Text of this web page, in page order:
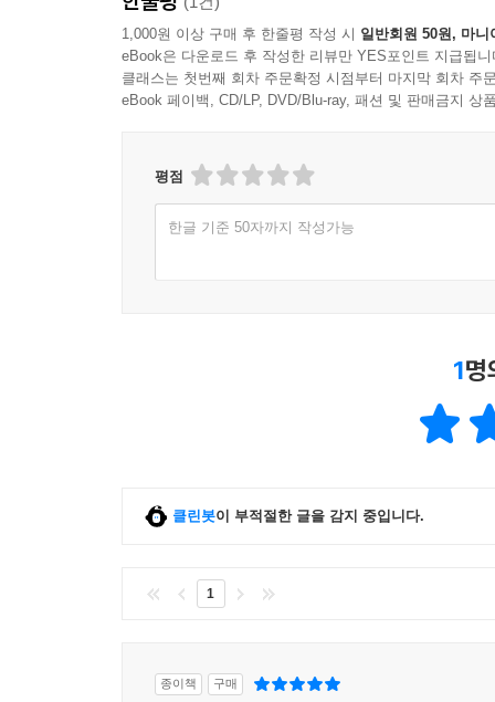
이별을 선언을 함으로써 동준의 마음에 깊은 상
가히 압권이라 할 수 있다. 덕분에 동준에게 첫사
여태껏 청소년문학에서 접할 수 없었던 ‘팜므파탈’
성장시키는 과정에서 자신들 역시 성장한다. 작
청춘, 시속 370㎞』를 더욱 특별하게 만드는 요소
지금 당신의 청춘은 시속 몇 킬로미터로 달리고 있
성장소설이다. 작가 이송현은 “자칫 고루하고 따
나는 것밖에 없는’ 어린 보라매, ‘낙이라곤 신
청소년들의 삶이 소설에서조차 그대로 반복
사냥감을 향해 낙하할 때 최고 속도가 시속 370
1,000원 이상 구매 후 한줄평 작성 시 일반회원 50원, 마니
eBook은 다운로드 후 작성한 리뷰만 YES포인트 지급됩니
클래스는 첫번째 회차 주문확정 시점부터 마지막 회차 주
eBook 페이백, CD/LP, DVD/Blu-ray, 패션 및 판매금지 상
평점
한글 기준 50자까지 작성가능
1명
클린봇이 부적절한 글을 감지 중입니다.
1
종이책 구매